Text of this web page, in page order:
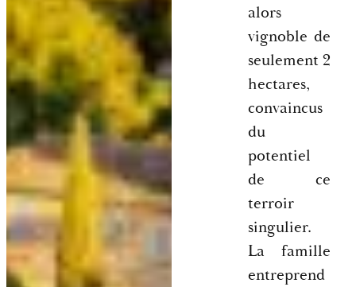
alors
vignoble de
seulement 2
hectares,
convaincus
du
potentiel
de ce
terroir
singulier.
La famille
entreprend